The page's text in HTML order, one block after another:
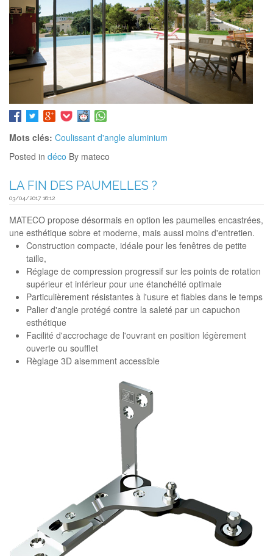
Mots clés: Coulissant d'angle aluminium
Posted in déco By mateco
LA FIN DES PAUMELLES ?
03/04/2017 16:12
MATECO propose désormais en option les paumelles encastrées,
une esthétique sobre et moderne, mais aussi moins d'entretien.
Construction compacte, idéale pour les fenêtres de petite
taille,
Réglage de compression progressif sur les points de rotation
supérieur et inférieur pour une étanchéité optimale
Particulièrement résistantes à l'usure et fiables dans le temps
Palier d'angle protégé contre la saleté par un capuchon
esthétique
Facilité d'accrochage de l'ouvrant en position légèrement
ouverte ou soufflet
Règlage 3D aisemment accessible